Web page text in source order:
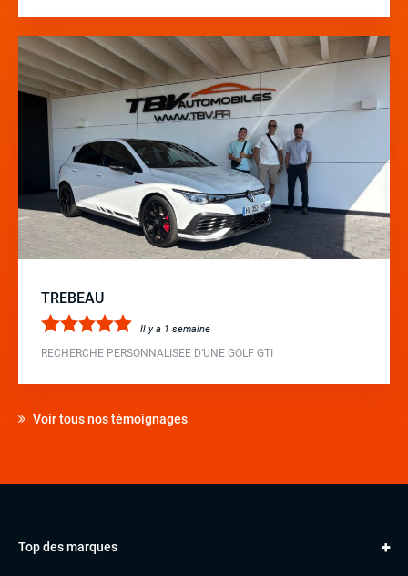
TREBEAU
Il y a 1 semaine
RECHERCHE PERSONNALISEE D’UNE GOLF GTI
Voir tous nos témoignages
Top des marques